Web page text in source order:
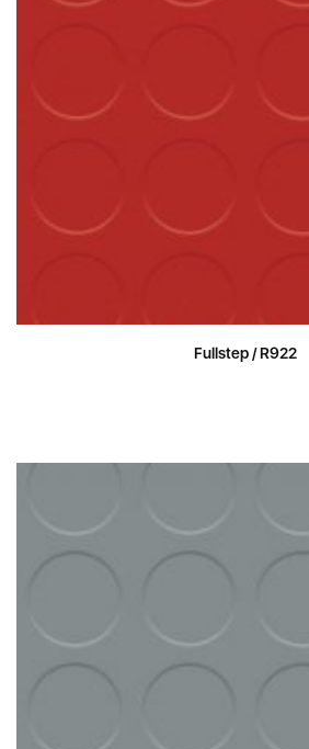
Fullstep / R922